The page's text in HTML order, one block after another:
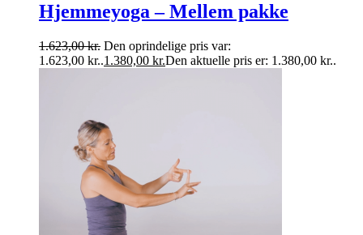
Hjemmeyoga – Mellem pakke
1.623,00kr. Den oprindelige pris var:
1.623,00 kr..1.380,00 kr.Den aktuelle pris er: 1.380,00 kr..